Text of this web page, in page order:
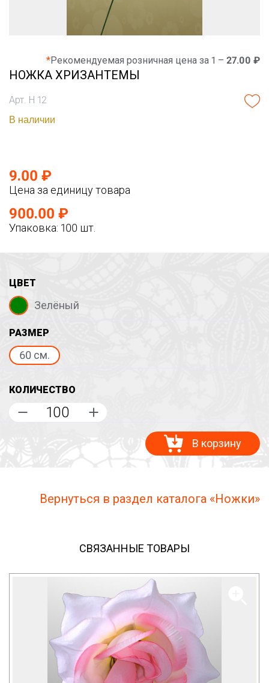
*Рекомендуемая розничная цена за 1 – 27.00 ₽
НОЖКА ХРИЗАНТЕМЫ
Арт. Н 12
В наличии
9.00 ₽
Цена за единицу товара
900.00 ₽
Упаковка: 100 шт.
ЦВЕТ
Зелёный
РАЗМЕР
60 см.
КОЛИЧЕСТВО
В корзину
Вернуться в раздел каталога «Ножки»
СВЯЗАННЫЕ ТОВАРЫ